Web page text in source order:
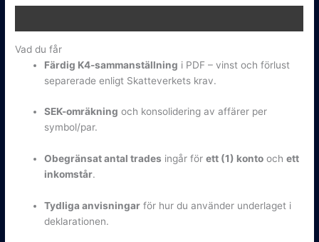
mängd
Vad du får
Färdig K4-sammanställning i PDF – vinst och förlust
separerade enligt Skatteverkets krav.
SEK-omräkning och konsolidering av affärer per
symbol/par.
Obegränsat antal trades ingår förett (1) konto ochett
inkomstår.
Tydliga anvisningar för hur du använder underlaget i
deklarationen.